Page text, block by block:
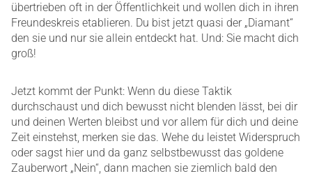
übertrieben oft in der Öffentlichkeit und wollen dich in ihren
Freundeskreis etablieren. Du bist jetzt quasi der „Diamant“
den sie und nur sie allein entdeckt hat. Und: Sie macht dich
groß!
Jetzt kommt der Punkt: Wenn du diese Taktik
durchschaust und dich bewusst nicht blenden lässt, bei dir
und deinen Werten bleibst und vor allem für dich und deine
Zeit einstehst, merken sie das. Wehe du leistet Widerspruch
oder sagst hier und da ganz selbstbewusst das goldene
Zauberwort „Nein“, dann machen sie ziemlich bald den